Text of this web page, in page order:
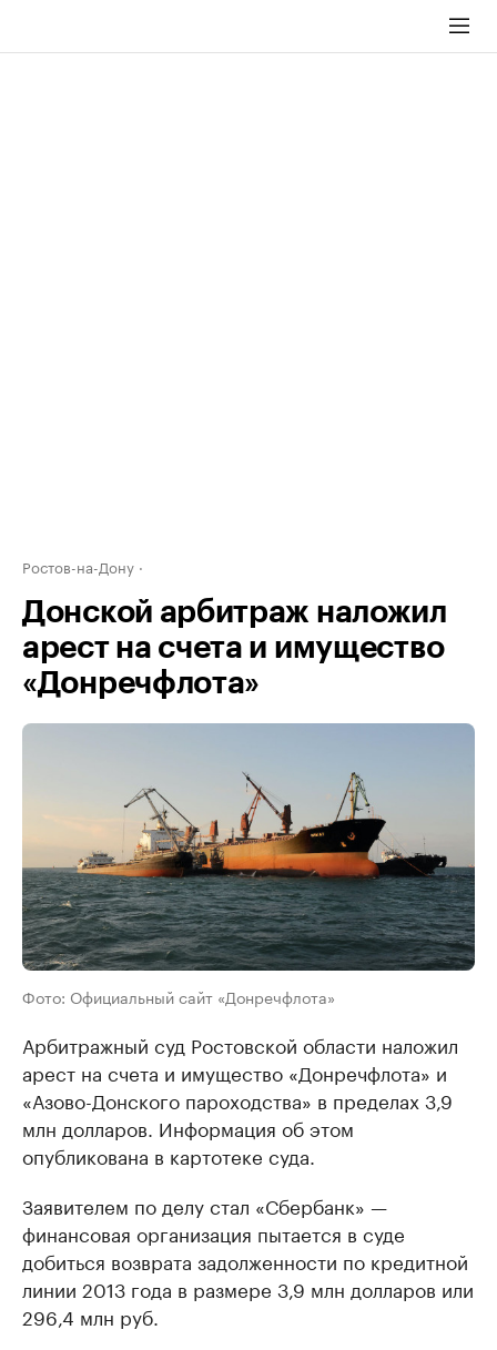
Ростов-на-Дону
Донской арбитраж наложил
арест на счета и имущество
«Донречфлота»
Фото: Официальный сайт «Донречфлота»
Арбитражный суд Ростовской области наложил
арест на счета и имущество «Донречфлота» и
«Азово-Донского пароходства» в пределах 3,9
млн долларов. Информация об этом
опубликована в картотеке суда.
Заявителем по делу стал «Сбербанк» —
финансовая организация пытается в суде
добиться возврата задолженности по кредитной
линии 2013 года в размере 3,9 млн долларов или
296,4 млн руб.